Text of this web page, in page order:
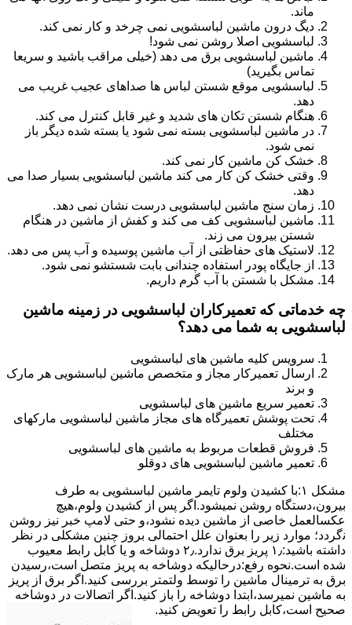
ماند.
دیگ درون ماشین لباسشویی نمی چرخد و کار نمی کند.
لباسشویی اصلا روشن نمی شود!
ماشین لباسشویی برق می دهد (خیلی مراقب باشید و سریعا
تماس بگیرید)
لباسشویی موقع شستن لباس ها صداهای عجیب غریب می
دهد.
هنگام شستن تکان های شدید و غیر قابل کنترل می کند.
در ماشین لباسشویی بسته نمی شود یا بسته شده دیگر باز
نمی شود.
خشک کن ماشین کار نمی کند.
وقتی خشک کن کار می کند ماشین لباسشویی بسیار صدا می
دهد.
زمان سنج ماشین لباسشویی درست نشان نمی دهد.
ماشین لباسشویی کف می کند و کفش از ماشین در هنگام
شستن بیرون می زند.
لاستیک های حفاظتی از آب ماشین پوسیده و آب پس می دهد.
از جایگاه پودر استفاده چندانی بابت شستشو نمی شود.
مشکل با شستن با آب گرم داریم.
چه خدماتی که تعمیرکاران لباسشویی در زمینه ماشین
لباسشویی به شما می دهد؟
سرویس کلیه ماشین های لباسشویی
ارسال تعمیرکار مجاز و متخصص ماشین لباسشویی هر مارک
و برند
تعمیر سریع ماشین های لباسشویی
تحت پوشش تعمیرگاه های مجاز ماشین لباسشویی مارکهای
مختلف
فروش قطعات مربوط به ماشین های لباسشویی
تعمیر ماشین لباسشویی های دوقلو
مشکل ۱:ﺑﺎ ﮐﺸﯿﺪن وﻟﻮم ﺗﺎﯾﻤﺮ ماشین لباسشویی به طرف
ﺑﯿﺮون،دستگاه روﺷﻦ نمیشود.اﮔﺮ ﭘﺲ از ﮐﺸﯿﺪن وﻟﻮم،ﻫﯿﭻ
عکسالعمل ﺧﺎﺻﯽ از ﻣﺎﺷﯿﻦ دﯾﺪه نشود،و حتی ﻻﻣﭗ ﺧﺒﺮ ﻧﯿﺰ روﺷﻦ
ﻧگردد؛ موارد زیر را بعنوان ﻋﻠﻞ احتمالی بروز چنین مشکلی در نظر
داشته باشید:۱٫ ﭘﺮﯾﺰ ﺑﺮق ﻧﺪارد.۲٫ دوﺷﺎﺧﻪ و ﯾﺎ ﮐﺎﺑﻞ راﺑﻂ ﻣﻌﯿﻮب
ﺷﺪه است.نحوه رفع:درحالیکه دوﺷﺎﺧﻪ ﺑﻪ ﭘﺮﯾﺰ ﻣﺘﺼﻞ اﺳﺖ،رﺳﯿﺪن
ﺑﺮق ﺑﻪ ﺗﺮﻣﯿﻨﺎل ﻣﺎﺷﯿﻦ را ﺗﻮﺳﻂ ولتمتر بررسی ﮐﻨﯿﺪ.اﮔﺮ ﺑﺮق از ﭘﺮﯾﺰ
ﺑﻪ ﻣﺎﺷﯿﻦ نمیرسد،اﺑﺘﺪا دوشاخه را باز کنید.اﮔﺮ اﺗﺼﺎﻻت در دوشاخه
ﺻﺤﯿﺢ اﺳﺖ،ﮐﺎﺑﻞ راﺑﻂ را ﺗﻌﻮﯾﺾ کنید.